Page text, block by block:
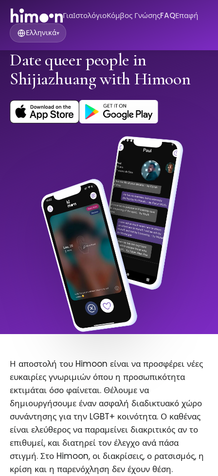
ΓιαΙστολόγιοΚόμβος ΓνώσηςFAQΕπαφή
Ελληνικά▾
Date queer people in
Shijiazhuang with Himoon
Η αποστολή του Himoon είναι να προσφέρει νέες
ευκαιρίες γνωριμιών όπου η προσωπικότητα
εκτιμάται όσο φαίνεται. Θέλουμε να
δημιουργήσουμε έναν ασφαλή διαδικτυακό χώρο
συνάντησης για την LGBT+ κοινότητα. Ο καθένας
είναι ελεύθερος να παραμείνει διακριτικός αν το
επιθυμεί, και διατηρεί τον έλεγχο ανά πάσα
στιγμή. Στο Himoon, οι διακρίσεις, ο ρατσισμός, η
κρίση και η παρενόχληση δεν έχουν θέση.